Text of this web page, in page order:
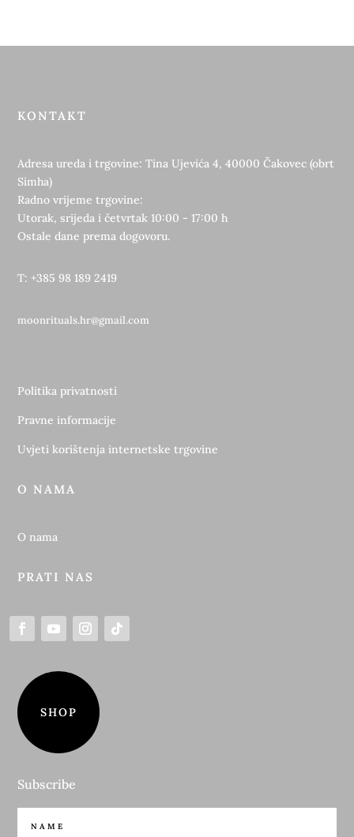
KONTAKT
Adresa ureda i trgovine: Tina Ujevića 4, 40000 Čakovec (obrt
Simha)
Radno vrijeme trgovine:
Utorak, srijeda i četvrtak 10:00 - 17:00 h
Ostale dane prema dogovoru.
T: +385 98 189 2419
moonrituals.hr@gmail.com
Politika privatnosti
Pravne informacije
Uvjeti korištenja internetske trgovine
O NAMA
O nama
PRATI NAS
SHOP
Subscribe